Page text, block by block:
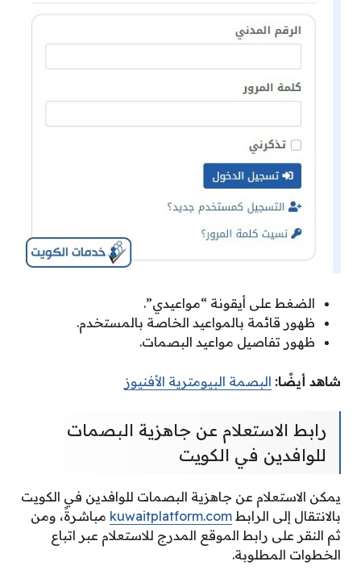
الضغط على أيقونة “مواعيدي”.
ظهور قائمة بالمواعيد الخاصة بالمستخدم.
ظهور تفاصيل مواعيد البصمات.
شاهد أيضًا: البصمة البيومترية الأفنيوز
رابط الاستعلام عن جاهزية البصمات
للوافدين في الكويت
يمكن الاستعلام عن جاهزية البصمات للوافدين في الكويت
بالانتقال إلى الرابط kuwaitplatform.com مباشرةً، ومن
ثم النقر على رابط الموقع المدرج للاستعلام عبر اتباع
الخطوات المطلوبة.